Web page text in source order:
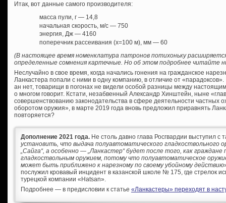
Итак, вот данные самого производителя:
масса пули, г — 14,8
начальная скорость, м/с — 750
энергия, Дж — 4160
поперечник рассеивания (х=100 м), мм — 60
(В настоящее время номенклатура патронов потихоньку
определенные сомнения картечные. Но об этом подробнее читайте
Неслучайно в свое время, когда начались гонения на гражданское
Ланкастера попали с ними в одну компанию, в отличие от
ан нет, товарищи в погонах не видели особой разницы между
о многом говорит. Кстати, незабвенный Александр Хинштейн, ныне
совершенствованию законодательства в сфере деятельности частных
оборотом оружия», в марте 2019 года вновь предложил приравнять
повторяется?
Дополнение 2021 года. Не столь давно глава Росгвардии выступил с
установить, что выдача полуавтоматического гладкоствольного
„Сайга“, а особенно — „Ланкастер“ будет после того, как
гладкоствольным оружием, потому что полуавтоматическое
может быть приближено к нарезному по своему убойному действию
послужил кровавый инцидент в казанской школе № 175, где стрелок
турецкой компании «Hatsan».
Подробнее — в предисловии к статье «Ланкастеры» переходят в